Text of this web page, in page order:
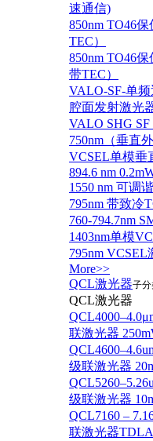
速通信)
850nm TO46
TEC）
850nm TO46
带TEC）
VALO-SF-单
腔面发射激光
VALO SHG
750nm（垂直
VCSEL单模垂
894.6 nm
1550 nm 可调
795nm 带致冷
760-794.7nm
1403nm单模
795nm VCSEL
More>>
QCL激光器子
QCL激光器
联激光器
级联激光器
级联激光器
QCL7160 –
联激光器